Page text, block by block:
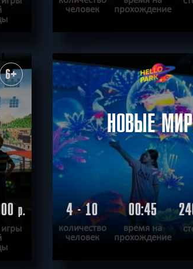
человек
прохождение
ХОЧУ ПРОЙТИ | КВЕСТ
6+
р.
НОВЫЕ
4 - 10
количество
человек
00:45
время на
прохождение